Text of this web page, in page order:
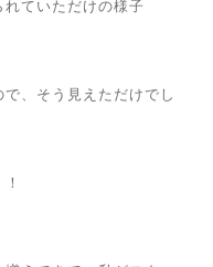
ていただけの様子
、そう見えただけでし